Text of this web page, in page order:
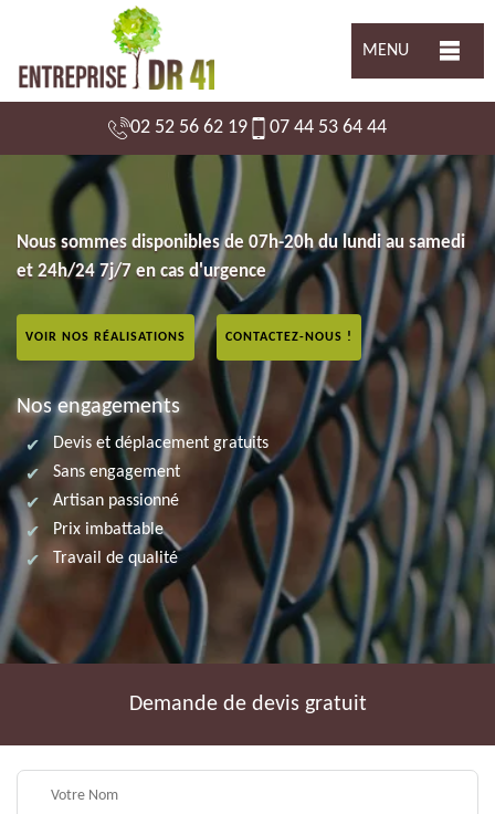
MENU
02 52 56 62 19 07 44 53 64 44
Nous sommes disponibles de 07h-20h du lundi au samedi
et 24h/24 7j/7 en cas d'urgence
VOIR NOS RÉALISATIONS CONTACTEZ-NOUS !
Nos engagements
Devis et déplacement gratuits
Sans engagement
Artisan passionné
Prix imbattable
Travail de qualité
Demande de devis gratuit